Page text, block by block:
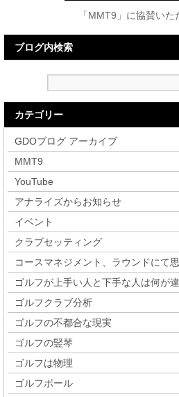
「MMT9」に協賛いた
ブログ内検索
カテゴリー
GDOブログ アーカイブ
MMT9
YouTube
アナライズからお知らせ
イベント
クラブセッティング
コースマネジメント、ラウンドにて
ゴルフが上手い人と下手な人は何が
ゴルフクラブ分析
ゴルフの不都合な現実
ゴルフの竪琴
ゴルフは物理
ゴルフボール